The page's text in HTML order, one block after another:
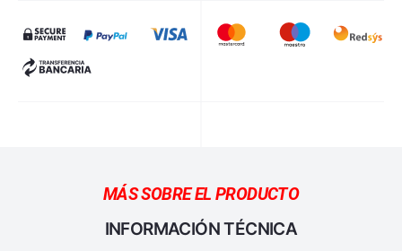
MÁS SOBRE EL PRODUCTO
INFORMACIÓN TÉCNICA